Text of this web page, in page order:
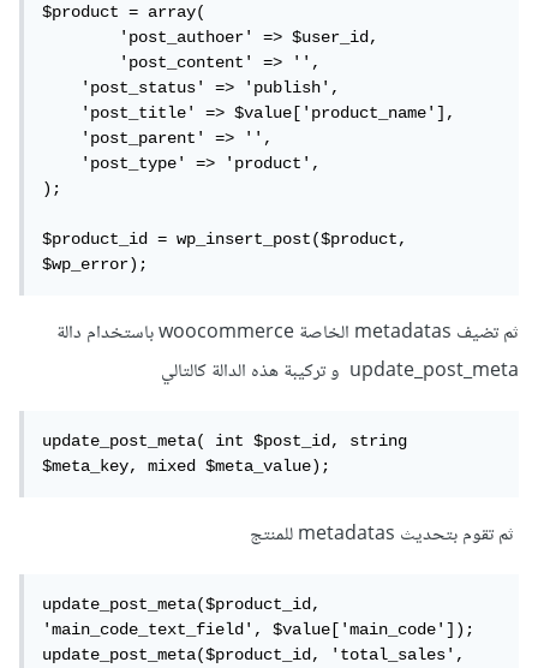
$product = array(
	'post_authoer' => $user_id,
	'post_content' => '',
    'post_status' => 'publish',
    'post_title' => $value['product_name'],
    'post_parent' => '',
    'post_type' => 'product',
);
$product_id = wp_insert_post($product,
$wp_error);
ثم تضيف metadatas الخاصة woocommerce باستخدام دالة
update_post_meta و تركيبة هذه الدالة كالتالي
update_post_meta( int $post_id, string
$meta_key, mixed $meta_value);
ثم تقوم بتحديث metadatas للمنتج
update_post_meta($product_id,
'main_code_text_field', $value['main_code']);
update_post_meta($product_id, 'total_sales',